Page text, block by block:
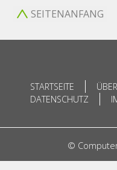
SEITENANFANG
STARTSEITE
DATENSCHUTZ
©